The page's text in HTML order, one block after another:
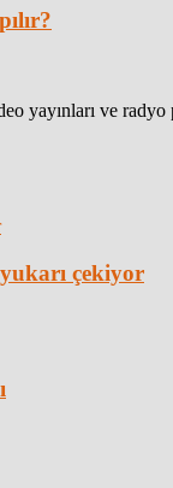
yayınları ve
çekiyor